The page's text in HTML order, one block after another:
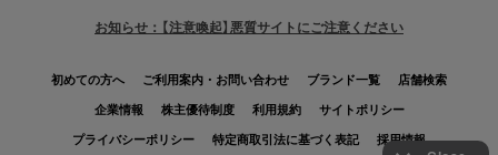
お知らせ：【注意喚起】悪質サイトにご注意ください
初めての方へ ご利用案内・お問い合わせ ブランド一覧
店舗検索
企業情報
株主優待制度 利用規約
サイトポリシー
プライバシーポリシー
特定商取引法に基づく表記 採用情報